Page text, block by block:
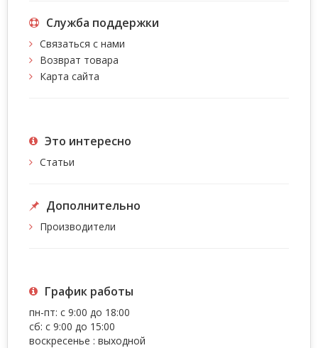
Служба поддержки
Связаться с нами
Возврат товара
Карта сайта
Это интересно
Статьи
Дополнительно
Производители
График работы
пн-пт: с 9:00 до 18:00
сб: с 9:00 до 15:00
воскресенье : выходной